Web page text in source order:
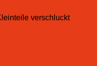
verschluckt